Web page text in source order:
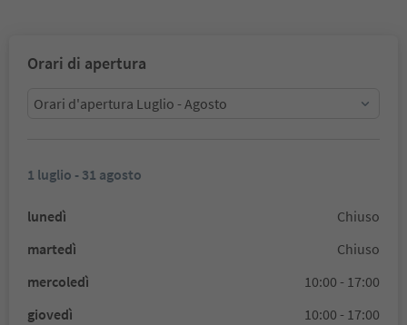
Orari di apertura
Orari d'apertura Luglio - Agosto
1 luglio - 31 agosto
lunedì
Chiuso
martedì
Chiuso
mercoledì
10:00 - 17:00
giovedì
10:00 - 17:00